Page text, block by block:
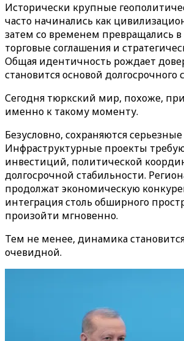
Исторически крупные
часто начинались как
затем со временем превращались
торговые соглашения и
Общая идентичность рождает
становится основой долгосрочного
Сегодня тюркский мир, похоже,
именно к такому моменту.
Безусловно, сохраняются
Инфраструктурные проекты
инвестиций, политической
долгосрочной стабильности.
продолжат экономическую
интеграция столь обширного
произойти мгновенно.
Тем не менее, динамика
очевидной.